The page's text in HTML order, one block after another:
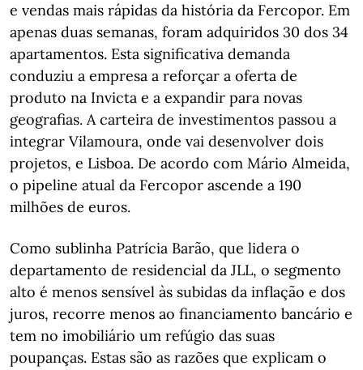
e vendas mais rápidas da história da Fercopor. Em
apenas duas semanas, foram adquiridos 30 dos 34
apartamentos. Esta significativa demanda
conduziu a empresa a reforçar a oferta de
produto na Invicta e a expandir para novas
geografias. A carteira de investimentos passou a
integrar Vilamoura, onde vai desenvolver dois
projetos, e Lisboa. De acordo com Mário Almeida,
o pipeline atual da Fercopor ascende a 190
milhões de euros.
Como sublinha Patrícia Barão, que lidera o
departamento de residencial da JLL, o segmento
alto é menos sensível às subidas da inflação e dos
juros, recorre menos ao financiamento bancário e
tem no imobiliário um refúgio das suas
poupanças. Estas são as razões que explicam o